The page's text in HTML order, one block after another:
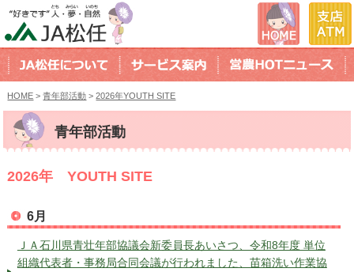
HOME >青年部活動 >2026年YOUTH SITE
青年部活動
2026年 YOUTH SITE
6月
ＪＡ石川県青壮年部協議会新委員長あいさつ、令和8年度 単位
組織代表者・事務局合同会議が行われました、苗箱洗い作業協